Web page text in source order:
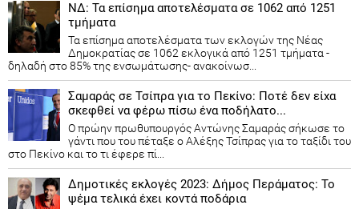
ΝΔ: Τα επίσημα αποτελέσματα σε 1062 από 1251
τμήματα
Τα επίσημα αποτελέσματα των εκλογών της Νέας
Δημοκρατίας​ σε 1062 εκλογικά από 1251 τμήματα -
δηλαδή στο 85% της ενσωμάτωσης- ανακοίνωσ...
Σαμαράς σε Τσίπρα για το Πεκίνο: Ποτέ δεν είχα
σκεφθεί να φέρω πίσω ένα ποδήλατο...
Ο πρώην πρωθυπουργός Αντώνης Σαμαράς σήκωσε το
γάντι που του πέταξε ο Αλέξης Τσίπρας για το ταξίδι του
στο Πεκίνο και το τι έφερε πί...
Δημοτικές εκλογές 2023: Δήμος Περάματος: Το
ψέμα τελικά έχει κοντά ποδάρια